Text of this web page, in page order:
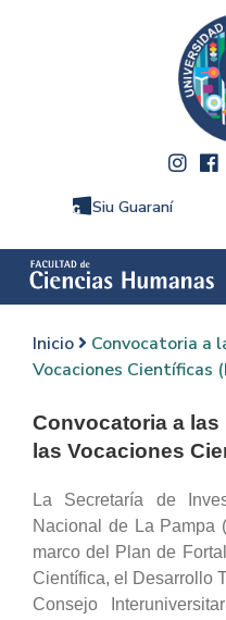
Siu Guaraní
Inicio
Convocatoria a
Vocaciones Científicas
Convocatoria a
las Vocaciones
La Secretaría de
Nacional de La Pampa
marco del Plan de
Científica, el Desarrollo
Consejo